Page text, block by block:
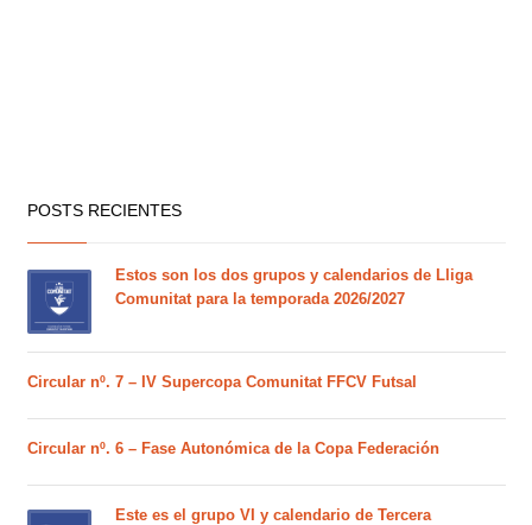
POSTS RECIENTES
Estos son los dos grupos y calendarios de Lliga
Comunitat para la temporada 2026/2027
Circular nº. 7 – IV Supercopa Comunitat FFCV Futsal
Circular nº. 6 – Fase Autonómica de la Copa Federación
Este es el grupo VI y calendario de Tercera